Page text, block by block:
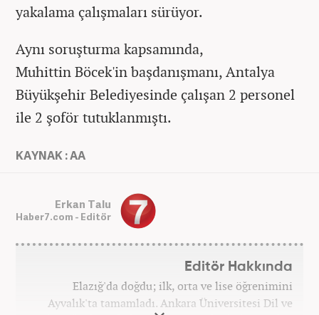
yakalama çalışmaları sürüyor.
Aynı soruşturma kapsamında,
Muhittin Böcek'in başdanışmanı, Antalya
Büyükşehir Belediyesinde çalışan 2 personel
ile 2 şoför tutuklanmıştı.
KAYNAK : AA
Erkan Talu
Haber7.com - Editör
Editör Hakkında
Elazığ'da doğdu; ilk, orta ve lise öğrenimini
Ayvalık'ta tamamladı. Ankara Üniversitesi Dil ve